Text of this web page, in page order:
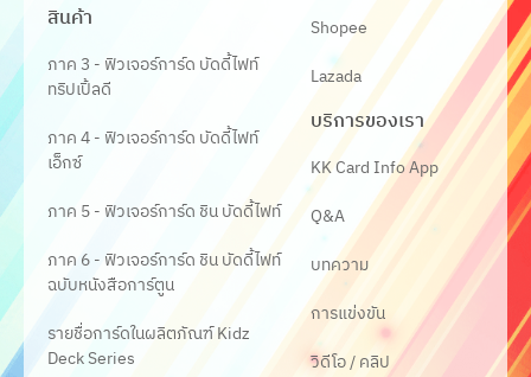
สินค้า
ภาค 3 - ฟิวเจอร์การ์ด บัดดี้ไฟท์
ทริปเปิ้ลดี
ภาค 4 - ฟิวเจอร์การ์ด บัดดี้ไฟท์
เอ็กซ์
ภาค 5 - ฟิวเจอร์การ์ด ชิน บัดดี้ไฟท์
ภาค 6 - ฟิวเจอร์การ์ด ชิน บัดดี้ไฟท์
ฉบับหนังสือการ์ตูน
รายชื่อการ์ดในผลิตภัณฑ์ Kidz
Deck Series
Shopee
Lazada
บริการของเรา
KK Card Info App
Q&A
บทความ
การแข่งขัน
วิดีโอ / คลิป